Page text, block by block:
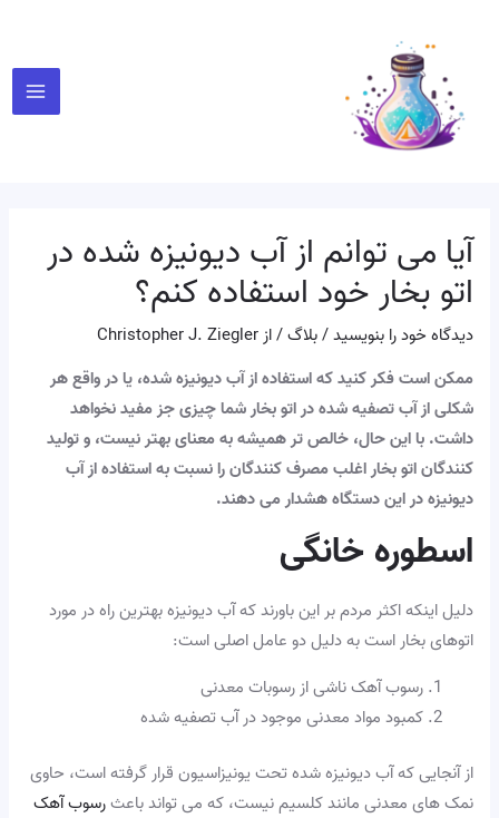
آیا می توانم از آب دیونیزه شده در
اتو بخار خود استفاده کنم؟
دیدگاه‌ خود را بنویسید/بلاگ/ ازChristopher J. Ziegler
ممکن است فکر کنید که استفاده از آب دیونیزه شده، یا در واقع هر
شکلی از آب تصفیه شده در اتو بخار شما چیزی جز مفید نخواهد
داشت. با این حال، خالص تر همیشه به معنای بهتر نیست، و تولید
کنندگان اتو بخار اغلب مصرف کنندگان را نسبت به استفاده از آب
دیونیزه در این دستگاه هشدار می دهند.
اسطوره خانگی
دلیل اینکه اکثر مردم بر این باورند که آب دیونیزه بهترین راه در مورد
اتوهای بخار است به دلیل دو عامل اصلی است:
رسوب آهک ناشی از رسوبات معدنی
کمبود مواد معدنی موجود در آب تصفیه شده
از آنجایی که آب دیونیزه شده تحت یونیزاسیون قرار گرفته است، حاوی
نمک های معدنی مانند کلسیم نیست، که می تواند باعثرسوب آهک
نوشته